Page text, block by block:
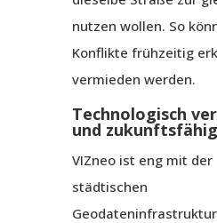
nutzen wollen. So
Konflikte frühzeitig
vermieden werden.
Technologisch
und zukunftsfähig
VIZneo ist eng mit der
städtischen